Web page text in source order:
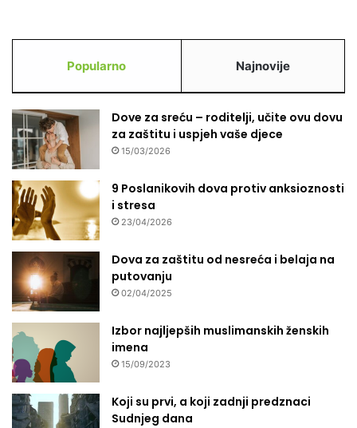
Popularno Najnovije
Dove za sreću – roditelji, učite ovu dovu
za zaštitu i uspjeh vaše djece
15/03/2026
9 Poslanikovih dova protiv anksioznosti
i stresa
23/04/2026
Dova za zaštitu od nesreća i belaja na
putovanju
02/04/2025
Izbor najljepših muslimanskih ženskih
imena
15/09/2023
Koji su prvi, a koji zadnji predznaci
Sudnjeg dana